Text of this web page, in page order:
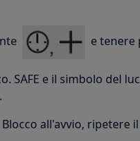
e tenere
SAFE e il simbolo del
all'avvio, ripetere